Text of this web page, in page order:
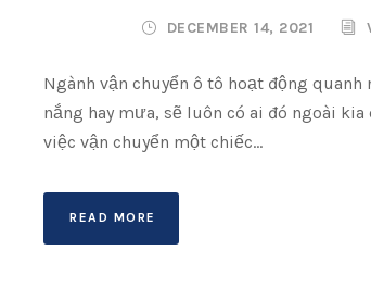
DECEMBER 14, 2021
Ngành vận chuyển ô tô hoạt động
nắng hay mưa, sẽ luôn có ai đó ngoài
việc vận chuyển một chiếc...
READ MORE